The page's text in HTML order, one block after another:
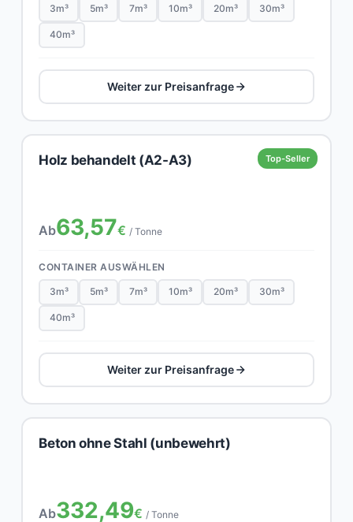
3m³ 5m³ 7m³ 10m³ 20m³ 30m³
40m³
Weiter zur Preisanfrage
Top-Seller
Holz behandelt (A2-A3)
Ab63,57€ / Tonne
CONTAINER AUSWÄHLEN
3m³ 5m³ 7m³ 10m³ 20m³ 30m³
40m³
Weiter zur Preisanfrage
Beton ohne Stahl (unbewehrt)
Ab332,49€ / Tonne